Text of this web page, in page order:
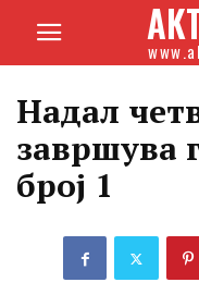
Надал
завршува
број 1